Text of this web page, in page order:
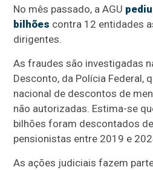
No mês passado, a AGU
bilhões contra 12 entidades
dirigentes.
As fraudes são investigadas
Desconto, da Polícia Federal,
nacional de descontos de
não autorizadas. Estima-se
bilhões foram descontados
pensionistas entre 2019 e
As ações judiciais fazem